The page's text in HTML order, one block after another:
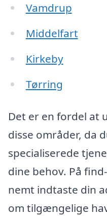
Vamdrup
Middelfart
Kirkeby
Tørring
Det er en fordel at
disse områder, da
specialiserede
dine behov. På
nemt indtaste din
om tilgængelige